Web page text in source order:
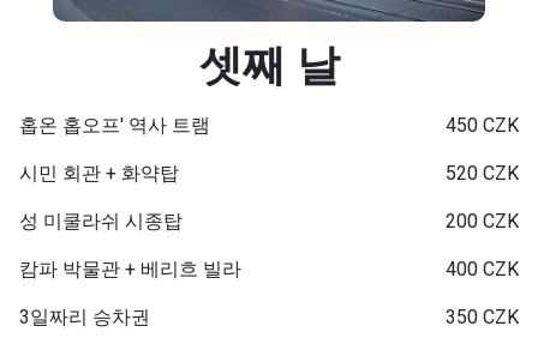
셋째 날
홉온 홉오프' 역사 트램 450 CZK
시민 회관 + 화약탑 520 CZK
성 미쿨라쉬 시종탑 200 CZK
캄파 박물관 + 베리흐 빌라 400 CZK
3일짜리 승차권 350 CZK